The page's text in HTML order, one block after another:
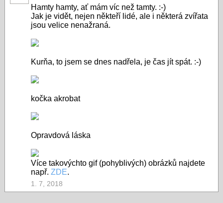
Hamty hamty, ať mám víc než tamty. :-)
Jak je vidět, nejen někteří lidé, ale i některá zvířata
jsou velice nenažraná.
Kurňa, to jsem se dnes nadřela, je čas jít spát. :-)
kočka akrobat
Opravdová láska
Více takovýchto gif (pohyblivých) obrázků najdete
např. ZDE.
1. 7, 2018